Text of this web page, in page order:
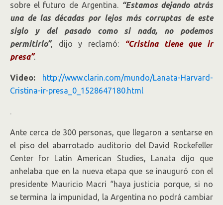
sobre el futuro de Argentina.“Estamos dejando atrás
una de las décadas por lejos más corruptas de este
siglo y del pasado como si nada, no podemos
permitirlo”, dijo y reclamó:
“Cristina tiene que ir
presa”.
Video:
http://www.clarin.com/mundo/Lanata-Harvard-
Cristina-ir-presa_0_1528647180.html
.
Ante cerca de 300 personas, que llegaron a sentarse en
el piso del abarrotado auditorio del David Rockefeller
Center for Latin American Studies, Lanata dijo que
anhelaba que en la nueva etapa que se inauguró con el
presidente Mauricio Macri “haya justicia porque, si no
se termina la impunidad, la Argentina no podrá cambiar